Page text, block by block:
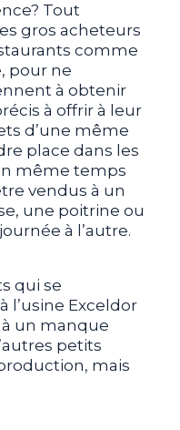
Tout
gros acheteurs
comme
pour ne
à obtenir
à offrir à leur
d’une même
place dans les
même temps
vendus à un
une poitrine ou
à l’autre.
qui se
l’usine Exceldor
un manque
petits
mais